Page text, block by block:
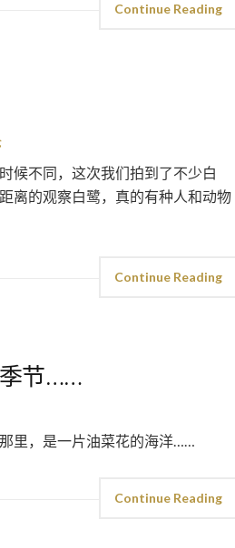
Continue Reading
候不同，这次我们拍到了不少白
离的观察白鹭，真的有种人和动物
Continue Reading
季节……
里，是一片油菜花的海洋……
Continue Reading